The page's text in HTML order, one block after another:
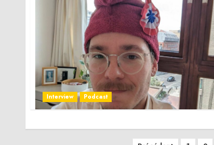
Interview Podcast